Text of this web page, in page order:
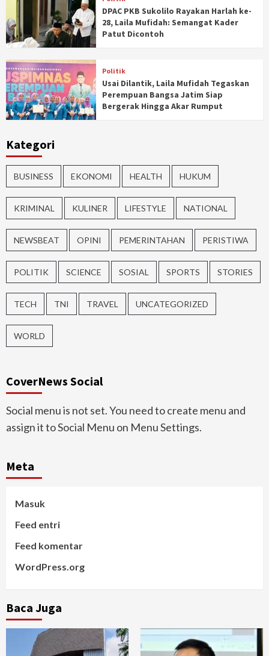
DPAC PKB Sukolilo Rayakan Harlah ke-
28, Laila Mufidah: Semangat Kader
Patut Dicontoh
Politik
Usai Dilantik, Laila Mufidah Tegaskan
Perempuan Bangsa Jatim Siap
Bergerak Hingga Akar Rumput
Kategori
BUSINESS EKONOMI HEALTH HUKUM
KRIMINAL KULINER LIFESTYLE NATIONAL
NEWSBEAT OPINI PEMERINTAHAN PERISTIWA
POLITIK SCIENCE SOSIAL SPORTS STORIES
TECH TNI TRAVEL UNCATEGORIZED
WORLD
CoverNews Social
Social menu is not set. You need to create menu and
assign it to Social Menu on Menu Settings.
Meta
Masuk
Feed entri
Feed komentar
WordPress.org
Baca Juga